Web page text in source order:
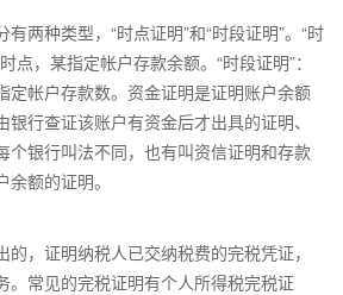
两种类型，“时点证明”和“时段证明”。“时
点，某指定帐户存款余额。“时段证明”：
定帐户存款数。资金证明是证明账户余额
行查证该账户有资金后才出具的证明、
个银行叫法不同，也有叫资信证明和存款
额的证明。
，证明纳税人已交纳税费的完税凭证，
。常见的完税证明有个人所得税完税证